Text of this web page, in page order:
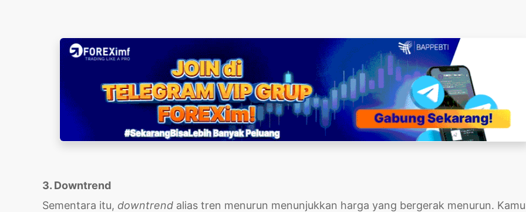
3. Downtrend
Sementara itu, downtrend alias tren menurun menunjukkan harga yang bergerak menurun. Kamu